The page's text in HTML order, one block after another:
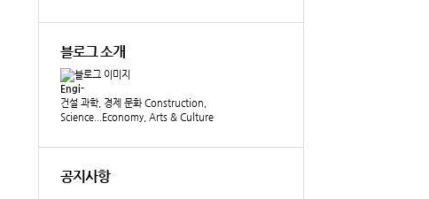
블로그 소개
Engi-
건설 과학, 경제 문화 Construction,
Science...Economy, Arts & Culture
공지사항